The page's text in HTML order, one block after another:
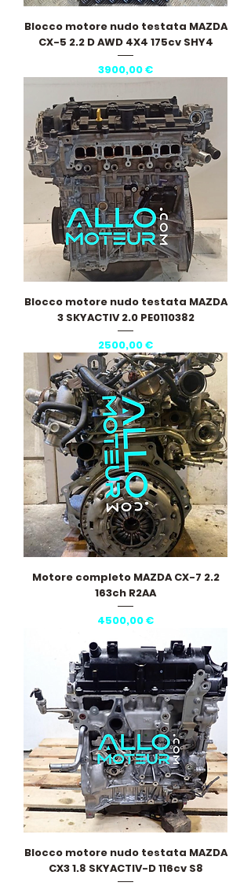
Blocco motore nudo testata MAZDA
CX-5 2.2 D AWD 4X4 175cv SHY4
Prezzo
3900,00 €
Blocco motore nudo testata MAZDA
3 SKYACTIV 2.0 PE0110382
Prezzo
2500,00 €
Motore completo MAZDA CX-7 2.2
163ch R2AA
Prezzo
4500,00 €
Blocco motore nudo testata MAZDA
CX3 1.8 SKYACTIV-D 116cv S8